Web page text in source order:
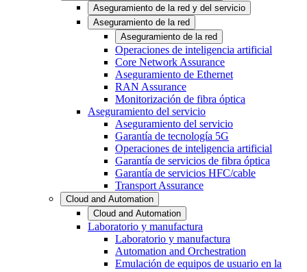
Aseguramiento de la red y del servicio
Aseguramiento de la red
Aseguramiento de la red
Operaciones de inteligencia artificial
Core Network Assurance
Aseguramiento de Ethernet
RAN Assurance
Monitorización de fibra óptica
Aseguramiento del servicio
Aseguramiento del servicio
Garantía de tecnología 5G
Operaciones de inteligencia artificial
Garantía de servicios de fibra óptica
Garantía de servicios HFC/cable
Transport Assurance
Cloud and Automation
Cloud and Automation
Laboratorio y manufactura
Laboratorio y manufactura
Automation and Orchestration
Emulación de equipos de usuario en la